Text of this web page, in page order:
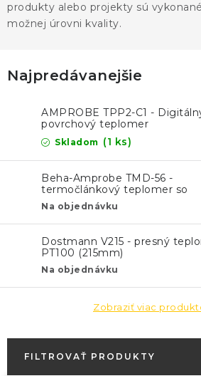
produkty alebo projekty sú
možnej úrovni kvality.
Najpredávanejšie
AMPROBE TPP2-C1 -
povrchový teplomer
Skladom (1 ks)
Beha-Amprobe TMD-56 -
termočlánkový teplomer so
záznamníkom a USB
Na objednávku
Dostmann V215 - presný
PT100 (215mm)
Na objednávku
Zobraziť viac
FILTROVAŤ PRODUKTY